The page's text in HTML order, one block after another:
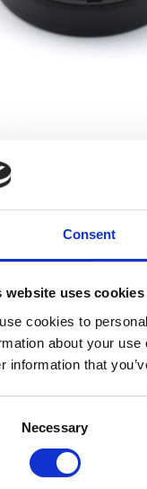
Consent
website uses cookies
cookies to
about your
information that
Necessary
Seals come with
Du